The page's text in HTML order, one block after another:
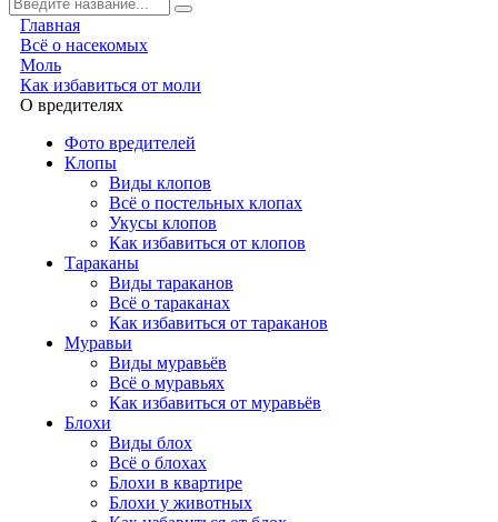
Главная
Всё о насекомых
Моль
Как избавиться от моли
О вредителях
Фото вредителей
Клопы
Виды клопов
Всё о постельных клопах
Укусы клопов
Как избавиться от клопов
Тараканы
Виды тараканов
Всё о тараканах
Как избавиться от тараканов
Муравьи
Виды муравьёв
Всё о муравьях
Как избавиться от муравьёв
Блохи
Виды блох
Всё о блохах
Блохи в квартире
Блохи у животных